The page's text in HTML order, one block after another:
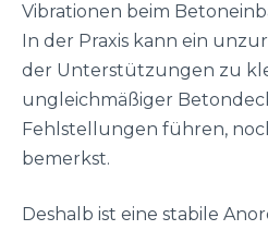
Vibrationen beim
In der Praxis kann ein
der Unterstützungen zu
ungleichmäßiger
Fehlstellungen führen,
bemerkst.
Deshalb ist eine stabile